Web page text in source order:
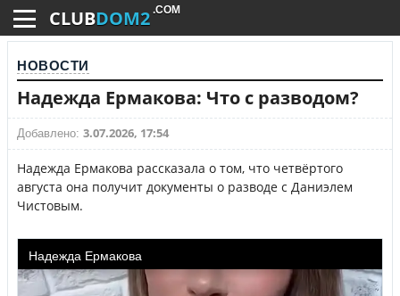
CLUBDOM2 .COM
НОВОСТИ
Надежда Ермакова: Что с разводом?
Добавлено: 3.07.2026, 17:54
Надежда Ермакова рассказала о том, что четвёртого
августа она получит документы о разводе с Даниэлем
Чистовым.